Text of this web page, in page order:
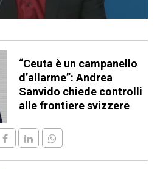
“Ceuta è un campanello
d’allarme”: Andrea
Sanvido chiede controlli
alle frontiere svizzere